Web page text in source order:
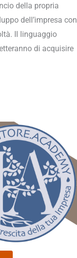
della propria
dell’impresa con
Il linguaggio
di acquisire